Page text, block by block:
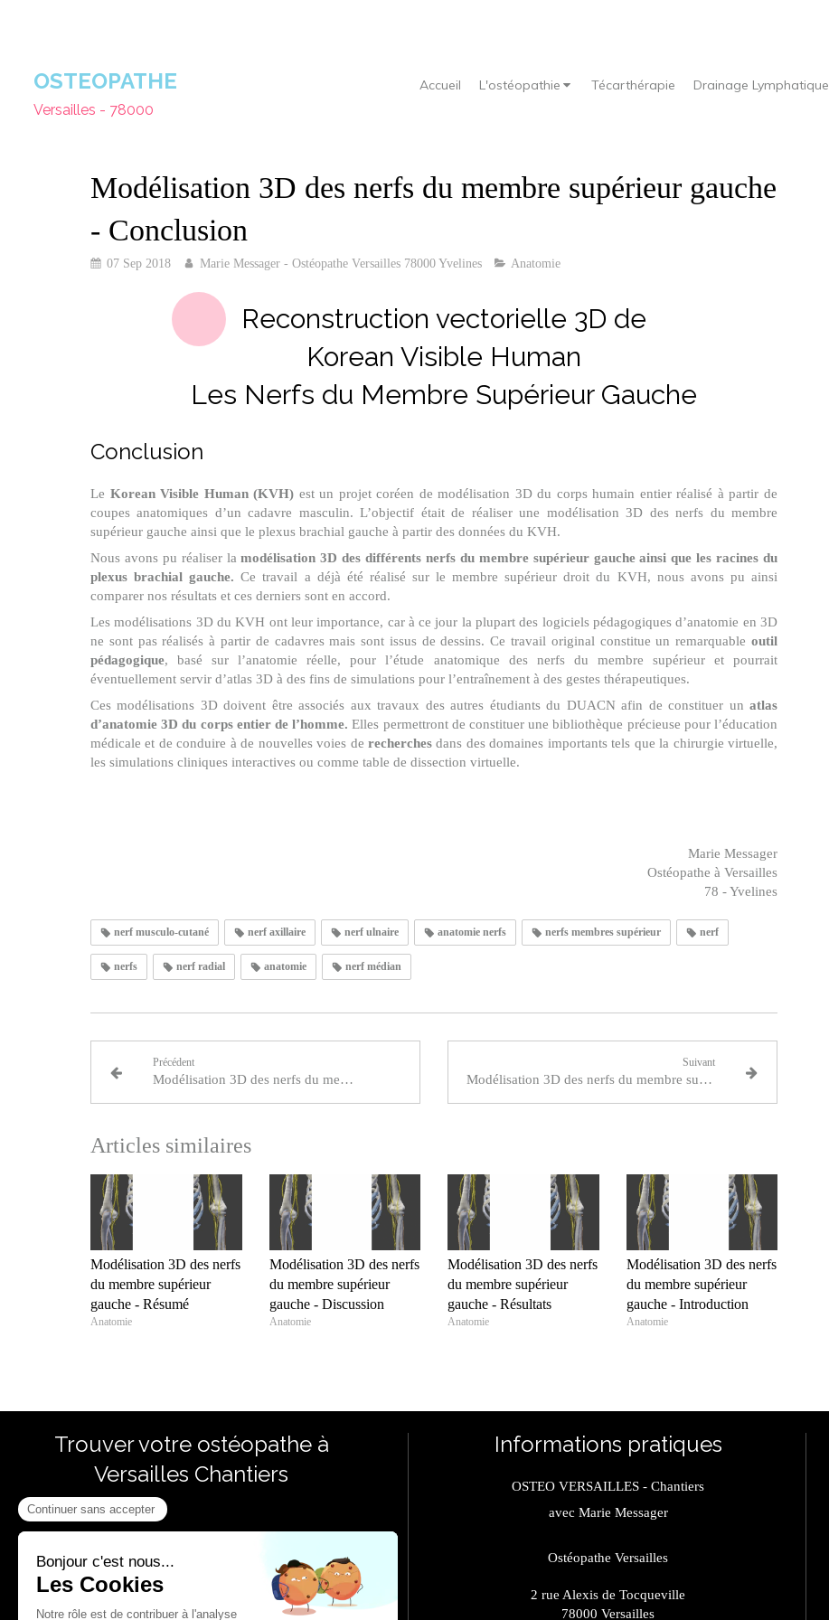
Accueil L'ostéopathie Técarthérapie Drainage Lymphatique
OSTEOPATHE
Versailles - 78000
Modélisation 3D des nerfs du membre supérieur gauche
- Conclusion
07 Sep 2018 Marie Messager - Ostéopathe Versailles 78000 Yvelines Anatomie
Reconstruction vectorielle 3D de
Korean Visible Human
Les Nerfs du Membre Supérieur Gauche
Conclusion
Le Korean Visible Human (KVH) est un projet coréen de modélisation 3D du corps humain entier réalisé à partir de
coupes anatomiques d’un cadavre masculin. L’objectif était de réaliser une modélisation 3D des nerfs du membre
supérieur gauche ainsi que le plexus brachial gauche à partir des données du KVH.
Nous avons pu réaliser lamodélisation 3D des différents nerfs du membre supérieur gauche ainsi que les racines du
plexus brachial gauche.Ce travail a déjà été réalisé sur le membre supérieur droit du KVH, nous avons pu ainsi
comparer nos résultats et ces derniers sont en accord.
Les modélisations 3D du KVH ont leur importance, car à ce jour la plupart des logiciels pédagogiques d’anatomie en 3D
ne sont pas réalisés à partir de cadavres mais sont issus de dessins. Ce travail original constitue un remarquable outil
pédagogique, basé sur l’anatomie réelle, pour l’étude anatomique des nerfs du membre supérieur et pourrait
éventuellement servir d’atlas 3D à des fins de simulations pour l’entraînement à des gestes thérapeutiques.
Ces modélisations 3D doivent être associés aux travaux des autres étudiants du DUACN afin de constituer un atlas
d’anatomie 3D du corps entier de l’homme.Elles permettront de constituer une bibliothèque précieuse pour l’éducation
médicale et de conduire à de nouvelles voies de recherchesdans des domaines importants tels que la chirurgie virtuelle,
les simulations cliniques interactives ou comme table de dissection virtuelle.
Marie Messager
Ostéopathe à Versailles
78 - Yvelines
nerf musculo-cutané nerf axillaire nerf ulnaire anatomie nerfs nerfs membres supérieur nerf
nerfs nerf radial anatomie nerf médian
Précédent
Modélisation 3D des nerfs du membre supérieur gauche - Discussion
Suivant
Modélisation 3D des nerfs du membre supérieur gauche - Références
Articles similaires
Modélisation 3D des nerfs
du membre supérieur
gauche - Résumé
Anatomie
Modélisation 3D des nerfs
du membre supérieur
gauche - Discussion
Anatomie
Modélisation 3D des nerfs
du membre supérieur
gauche - Résultats
Anatomie
Modélisation 3D des nerfs
du membre supérieur
gauche - Introduction
Anatomie
Trouver votre ostéopathe à
Versailles Chantiers
Informations pratiques
OSTEO VERSAILLES - Chantiers
avec Marie Messager
Ostéopathe Versailles
2 rue Alexis de Tocqueville
78000 Versailles